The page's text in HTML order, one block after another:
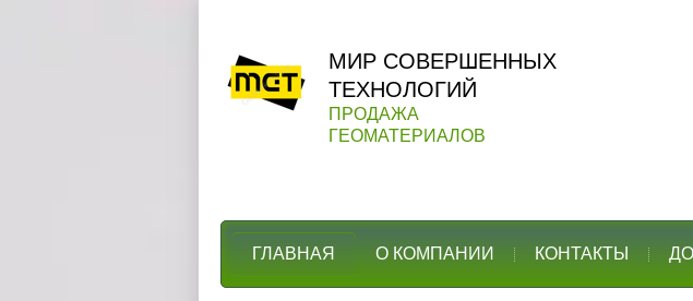
МИР CОВЕРШЕННЫХ
ТЕХНОЛОГИЙ
ПРОДАЖА
ГЕОМАТЕРИАЛОВ
ГЛАВНАЯ О КОМПАНИИ КОНТАКТЫ